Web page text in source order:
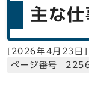
主な
[ 2026年4月23日 ]
ページ番号